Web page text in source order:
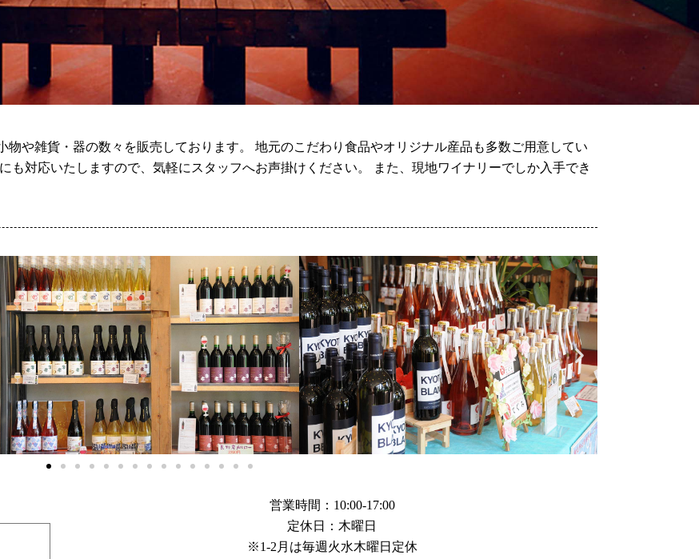
や雑貨・器の数々を販売しております。 地元のこだわり食品やオリジナル産品も多数ご用意してい
も対応いたしますので、気軽にスタッフへお声掛けください。 また、現地ワイナリーでしか入手でき
営業時間：10:00-17:00
定休日：木曜日
※1-2月は毎週火水木曜日定休